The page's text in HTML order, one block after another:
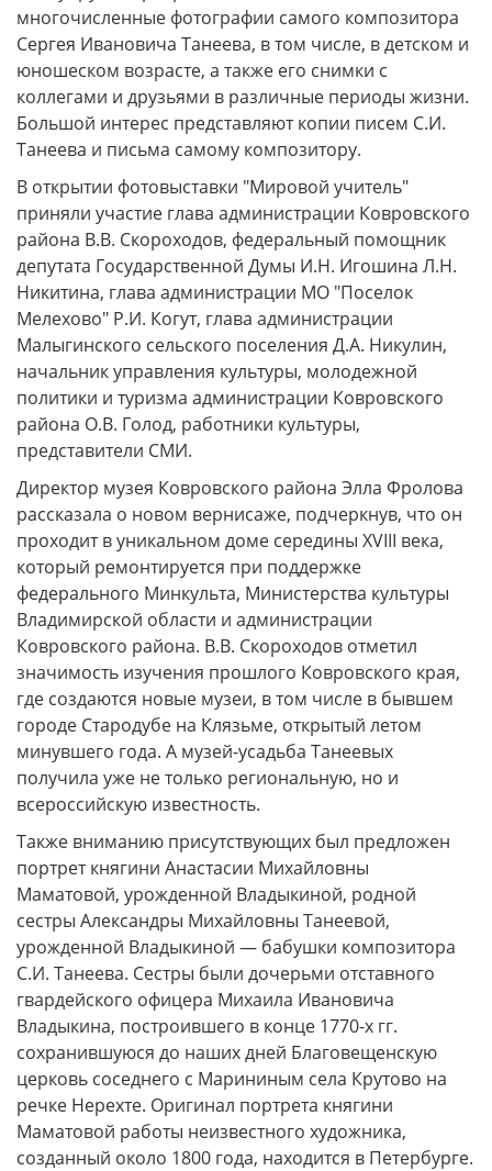
многочисленные фотографии самого композитора
Сергея Ивановича Танеева, в том числе, в детском и
юношеском возрасте, а также его снимки с
коллегами и друзьями в различные периоды жизни.
Большой интерес представляют копии писем С.И.
Танеева и письма самому композитору.
В открытии фотовыставки "Мировой учитель"
приняли участие глава администрации Ковровского
района В.В. Скороходов, федеральный помощник
депутата Государственной Думы И.Н. Игошина Л.Н.
Никитина, глава администрации МО "Поселок
Мелехово" Р.И. Когут, глава администрации
Малыгинского сельского поселения Д.А. Никулин,
начальник управления культуры, молодежной
политики и туризма администрации Ковровского
района О.В. Голод, работники культуры,
представители СМИ.
Директор музея Ковровского района Элла Фролова
рассказала о новом вернисаже, подчеркнув, что он
проходит в уникальном доме середины XVIII века,
который ремонтируется при поддержке
федерального Минкульта, Министерства культуры
Владимирской области и администрации
Ковровского района. В.В. Скороходов отметил
значимость изучения прошлого Ковровского края,
где создаются новые музеи, в том числе в бывшем
городе Стародубе на Клязьме, открытый летом
минувшего года. А музей-усадьба Танеевых
получила уже не только региональную, но и
всероссийскую известность.
Также вниманию присутствующих был предложен
портрет княгини Анастасии Михайловны
Маматовой, урожденной Владыкиной, родной
сестры Александры Михайловны Танеевой,
урожденной Владыкиной — бабушки композитора
С.И. Танеева. Сестры были дочерьми отставного
гвардейского офицера Михаила Ивановича
Владыкина, построившего в конце 1770-х гг.
сохранившуюся до наших дней Благовещенскую
церковь соседнего с Марининым села Крутово на
речке Нерехте. Оригинал портрета княгини
Маматовой работы неизвестного художника,
созданный около 1800 года, находится в Петербурге.